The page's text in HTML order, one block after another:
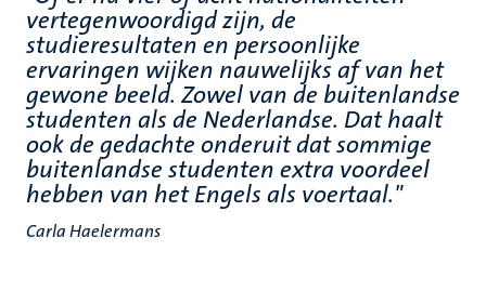
vertegenwoordigd zijn, de
studieresultaten en persoonlijke
ervaringen wijken nauwelijks af van het
gewone beeld. Zowel van de buitenlandse
studenten als de Nederlandse. Dat haalt
ook de gedachte onderuit dat sommige
buitenlandse studenten extra voordeel
hebben van het Engels als voertaal."
Carla Haelermans